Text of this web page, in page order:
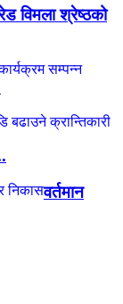
विमला श्रेष्ठको
वर्तमान